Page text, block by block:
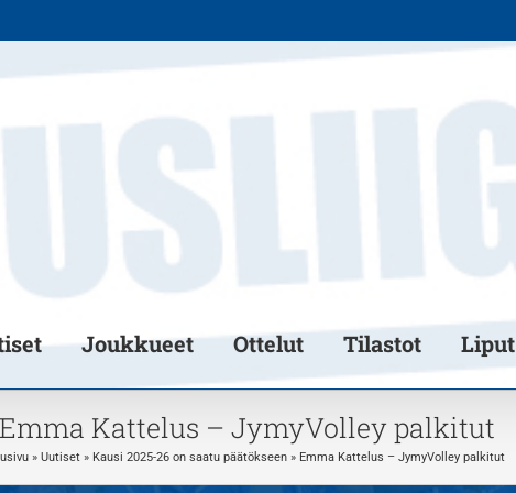
Joukkueet Ottelut Tilastot Liput
Emma Kattelus – JymyVolley palkitut
» Uutiset» Kausi 2025-26 on saatu päätökseen» Emma Kattelus – JymyVolley palkitut